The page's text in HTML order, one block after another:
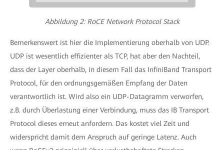
Abbildung 2: RoCE Network Protocol Stack
Bemerkenswert ist hier die Implementierung oberhalb von UDP.
UDP ist wesentlich effizienter als TCP, hat aber den Nachteil,
dass der Layer oberhalb, in diesem Fall das InfiniBand Transport
Protocol, für den ordnungsgemäßen Empfang der Daten
verantwortlich ist. Wird also ein UDP-Datagramm verworfen,
z.B. durch Überlastung einer Verbindung, muss das IB Transport
Protocol dieses erneut anfordern. Das kostet viel Zeit und
widerspricht damit dem Anspruch auf geringe Latenz. Auch